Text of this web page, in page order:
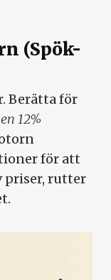
(Spök-
Berätta för
12%
för att
priser, rutter